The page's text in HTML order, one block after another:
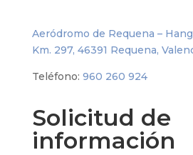
Aeródromo de Requena –
Km. 297, 46391 Requena,
Teléfono: 960 260 924
Solicitud de
información